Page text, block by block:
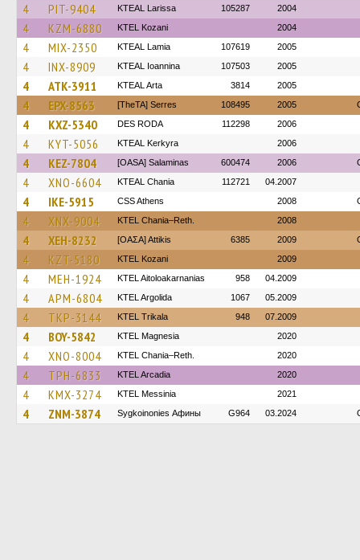
4 PIT-9404 KTEAL Larissa 105287 2004
4 KZM-6880 ΚΤΕL Kozani 2004
4 MIX-2350 KTEAL Lamia 107619 2005
4 INX-8909 KTEAL Ioannina 107503 2005
4 ATK-3911 KTEAL Arta 3814 2005
4 EPX-8563 [TheTA] Serres 108495 2005
4 KXZ-5340 DES RODA 112298 2006
4 KYT-5056 KTEAL Kerkyra 2006
4 KEZ-7804 [OASA] Salaminas 600474 2006
4 XNO-6604 KTEAL Chania 112721 04.2007
4 IKE-5915 CSS Athens 2008
4 XNX-9004 KTEL Chania–Reth. 2008
4 XEH-8232 [ΟΑΣΑ] Αttikis 6385 2009
4 KZT-5180 ΚΤΕL Kozani 2009
4 MEH-1924 KTEL Aitoloakarnanias 958 04.2009
4 APM-6804 KTEL Argolida 1067 05.2009
4 TKP-3144 ΚΤΕL Τrikala 948 07.2009
4 BOY-5842 ΚΤΕL Magnesia 2020
4 XNO-8004 KTEL Chania–Reth. 2020
4 TPH-6833 KTEL Arcadia 2020
4 KMX-3274 KTEL Messinia 2021
4 ZNM-3874 Sygkoinonies Афины G964 03.2024